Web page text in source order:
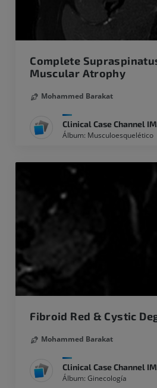
Complete
Muscular Atrophy
Mohammed Barakat
Clinical Case Channel
Álbum: Musculoesquelético
Fibroid Red & Cystic
Mohammed Barakat
Clinical Case Channel
Álbum: Ginecología